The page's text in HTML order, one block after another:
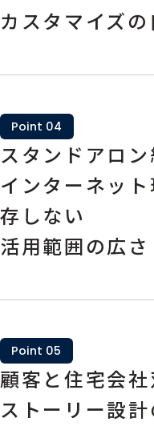
カスタマイズ
Point 04
スタンドアロン
インターネッ
存しない
活用範囲の広さ
Point 05
顧客と住宅会
ストーリー設